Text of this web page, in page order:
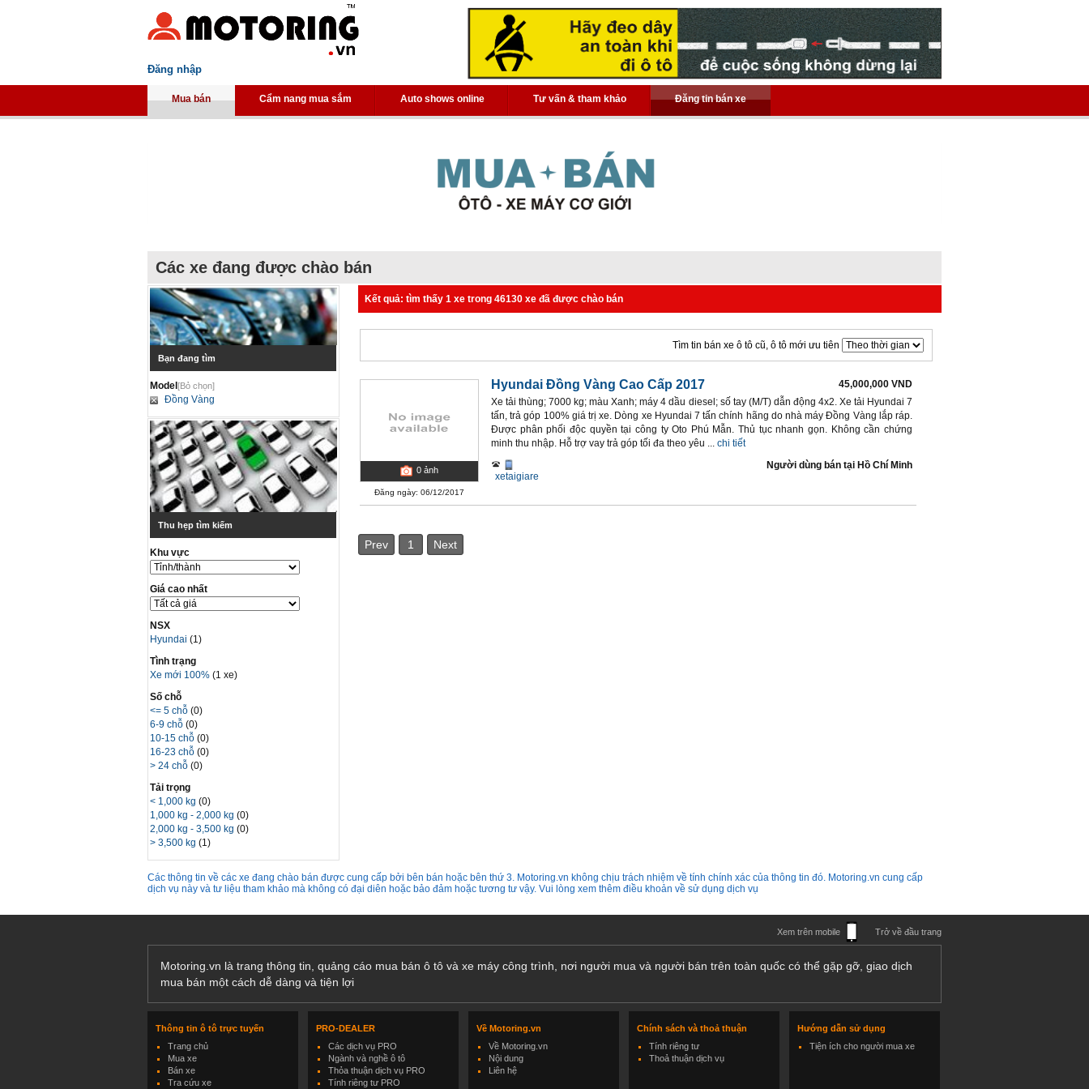
Đăng nhập
Mua bán Cẩm nang mua sắm Auto shows online Tư vấn & tham khảo Đăng tin bán xe
Các xe đang được chào bán
Bạn đang tìm
Model[Bỏ chọn]
Đồng Vàng
Thu hẹp tìm kiếm
Khu vực
Giá cao nhất
NSX
Hyundai(1)
Tình trạng
Xe mới 100% (1 xe)
Số chỗ
<= 5 chỗ(0)
6-9 chỗ(0)
10-15 chỗ(0)
16-23 chỗ(0)
> 24 chỗ(0)
Tải trọng
< 1,000 kg(0)
1,000 kg - 2,000 kg(0)
2,000 kg - 3,500 kg(0)
> 3,500 kg(1)
Kết quả: tìm thấy 1 xe trong 46130 xe đã được chào bán
Tìm tin bán xe ô tô cũ, ô tô mới ưu tiên
0 ảnh
Đăng ngày: 06/12/2017
Hyundai Đồng Vàng Cao Cấp 2017
45,000,000 VND
Xe tải thùng; 7000 kg; màu Xanh; máy 4 dầu diesel; số tay (M/T) dẫn động 4x2. Xe tải Hyundai 7
tấn, trả góp 100% giá trị xe. Dòng xe Hyundai 7 tấn chính hãng do nhà máy Đồng Vàng lắp ráp.
Được phân phối độc quyền tại công ty Oto Phú Mẫn. Thủ tục nhanh gọn. Không cần chứng
minh thu nhập. Hỗ trợ vay trả góp tối đa theo yêu ... chi tiết
xetaigiare
Người dùng bán tại Hồ Chí Minh
Prev 1 Next
Các thông tin về các xe đang chào bán được cung cấp bởi bên bán hoặc bên thứ 3. Motoring.vn không chịu trách nhiệm về tính chính xác của thông tin đó. Motoring.vn cung cấp
dịch vụ này và tư liệu tham khảo mà không có đại diên hoặc bảo đảm hoặc tương tư vậy. Vui lòng xem thêm điều khoản về sử dụng dịch vụ
Xem trên mobile Trở về đầu trang
Motoring.vn là trang thông tin, quảng cáo mua bán ô tô và xe máy công trình, nơi người mua và người bán trên toàn quốc có thể gặp gỡ, giao dịch
mua bán một cách dễ dàng và tiện lợi
Thông tin ô tô trực tuyến
Trang chủ
Mua xe
Bán xe
Tra cứu xe
PRO-DEALER
Các dịch vụ PRO
Ngành và nghề ô tô
Thỏa thuận dịch vụ PRO
Tính riêng tư PRO
Về Motoring.vn
Về Motoring.vn
Nội dung
Liên hệ
Chính sách và thoả thuận
Tính riêng tư
Thoả thuận dịch vụ
Hướng dẫn sử dụng
Tiện ích cho người mua xe